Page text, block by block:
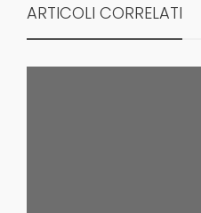
ARTICOLI CORRELATI